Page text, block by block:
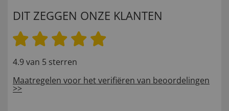
DIT ZEGGEN ONZE KLANTEN
4.9 van 5 sterren
Maatregelen voor het verifiëren van beoordelingen
>>